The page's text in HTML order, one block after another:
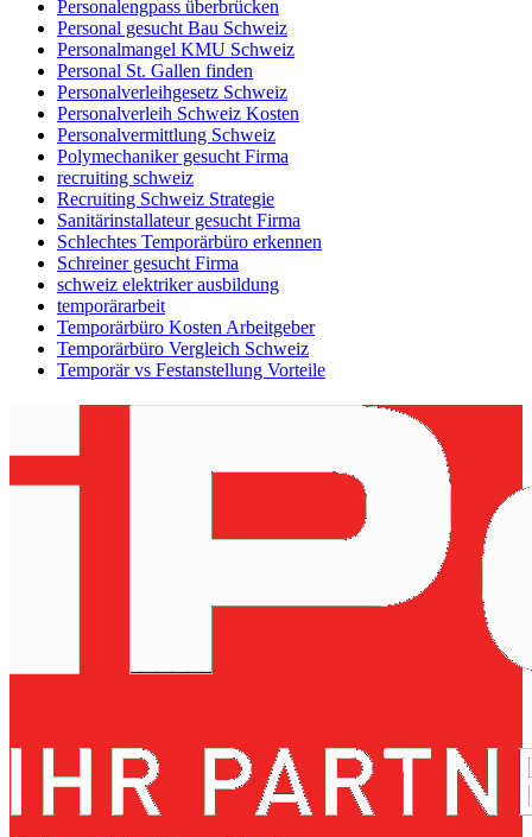
Personalengpass überbrücken
Personal gesucht Bau Schweiz
Personalmangel KMU Schweiz
Personal St. Gallen finden
Personalverleihgesetz Schweiz
Personalverleih Schweiz Kosten
Personalvermittlung Schweiz
Polymechaniker gesucht Firma
recruiting schweiz
Recruiting Schweiz Strategie
Sanitärinstallateur gesucht Firma
Schlechtes Temporärbüro erkennen
Schreiner gesucht Firma
schweiz elektriker ausbildung
temporärarbeit
Temporärbüro Kosten Arbeitgeber
Temporärbüro Vergleich Schweiz
Temporär vs Festanstellung Vorteile